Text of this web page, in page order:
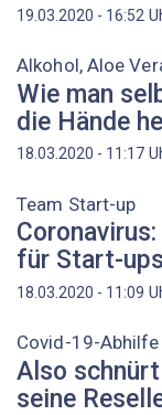
19.03.2020 - 16:52
Alkohol, Aloe
Wie man
die Hände
18.03.2020 - 11:17
Team Start-up
für Start-ups
18.03.2020 - 11:09
Covid-19-Abhilfe
Also
seine